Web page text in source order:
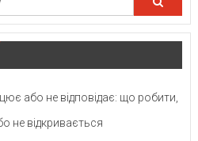
або не відповідає: що робити,
не відкривається